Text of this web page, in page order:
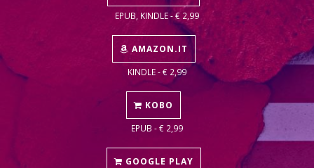
EPUB, KINDLE - € 2,99
AMAZON.IT
KINDLE - € 2,99
KOBO
EPUB - € 2,99
GOOGLE PLAY